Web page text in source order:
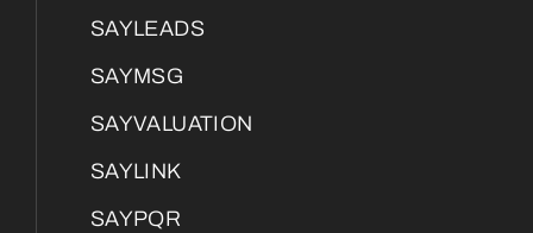
SAYLEADS
SAYMSG
SAYVALUATION
SAYLINK
SAYPQR